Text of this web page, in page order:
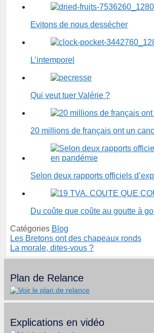
Evitons de nous dessécher
L’intemporel
Qui veut tuer Valérie ?
20 millions de français ont un
Selon deux rapports officiels
Du coûte que coûte au goutte à
Catégories Blog
Les Bretons ont des chapeaux ronds
La morale, dites-vous ?
Plan de Relance
Explications en vidéo